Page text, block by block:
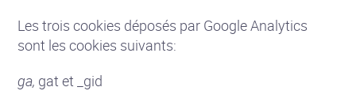
Les trois cookies déposés par Google Analytics
sont les cookies suivants:
ga, gat et _gid